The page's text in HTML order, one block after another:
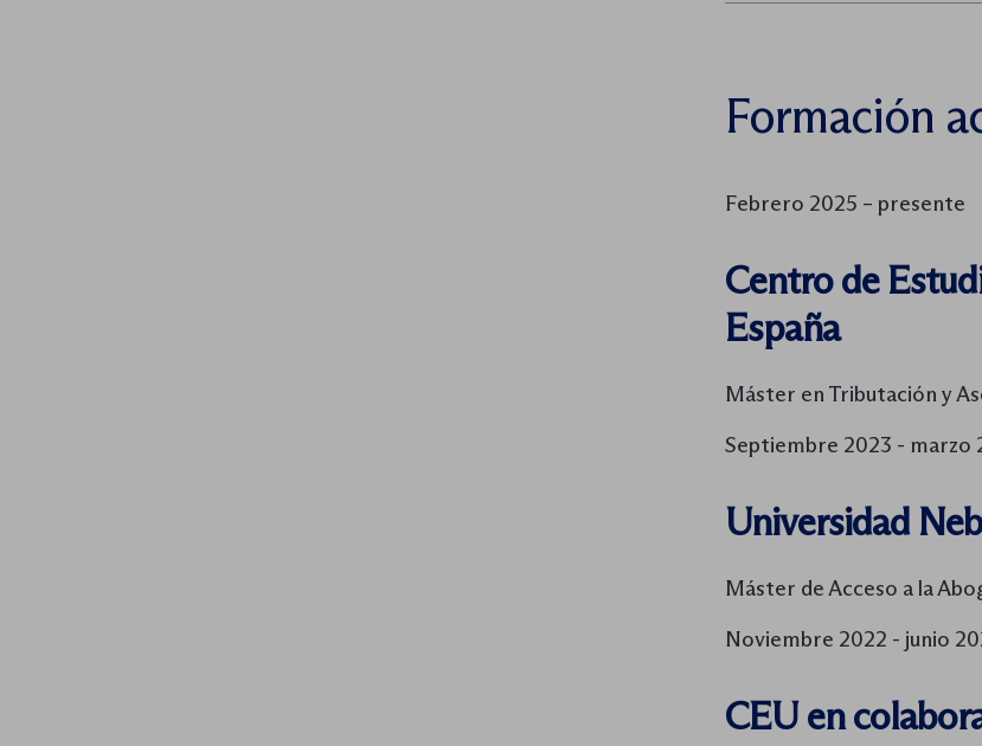
Formación
Febrero 2025 – presente
Centro de
España
Máster en Tributación y
Septiembre 2023 - marzo
Universidad
Máster de Acceso a la
Noviembre 2022 - junio
CEU en